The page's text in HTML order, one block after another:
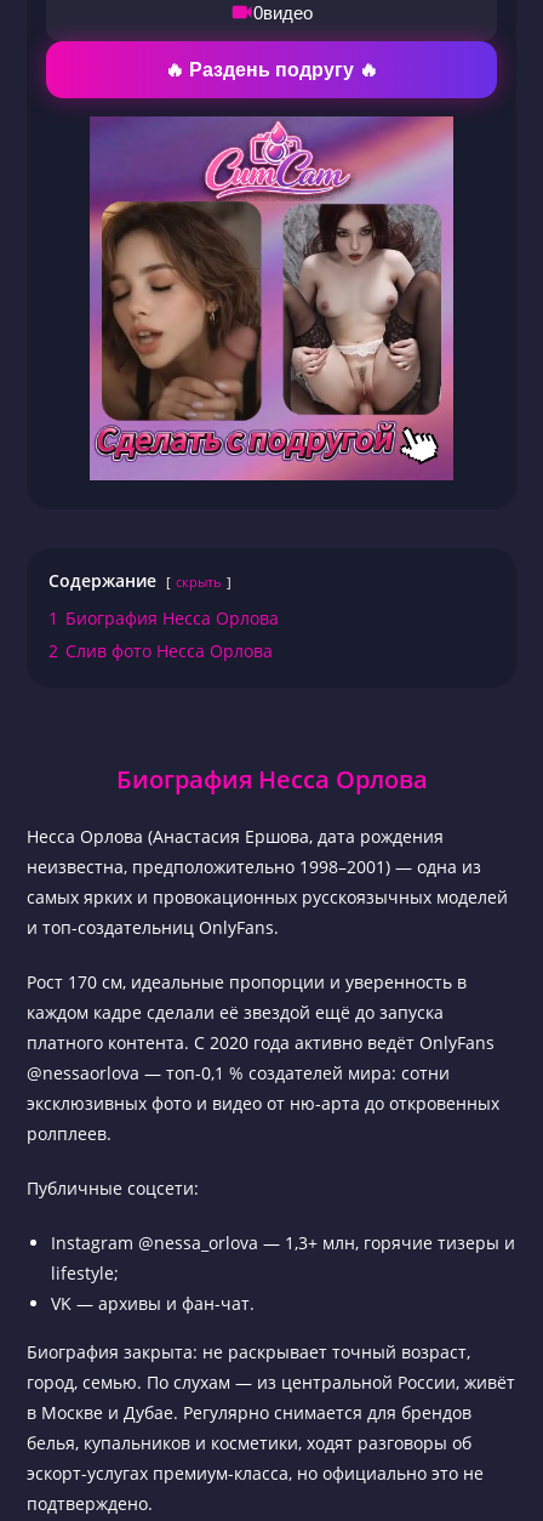
0видео
🔥 Раздень подругу 🔥
Содержание скрыть
1 Биография Несса Орлова
2 Слив фото Несса Орлова
Биография Несса Орлова
Несса Орлова (Анастасия Ершова, дата рождения
неизвестна, предположительно 1998–2001) — одна из
самых ярких и провокационных русскоязычных моделей
и топ-создательниц OnlyFans.
Рост 170 см, идеальные пропорции и уверенность в
каждом кадре сделали её звездой ещё до запуска
платного контента. С 2020 года активно ведёт OnlyFans
@nessaorlova — топ-0,1 % создателей мира: сотни
эксклюзивных фото и видео от ню-арта до откровенных
ролплеев.
Публичные соцсети:
Instagram @nessa_orlova — 1,3+ млн, горячие тизеры и
lifestyle;
VK — архивы и фан-чат.
Биография закрыта: не раскрывает точный возраст,
город, семью. По слухам — из центральной России, живёт
в Москве и Дубае. Регулярно снимается для брендов
белья, купальников и косметики, ходят разговоры об
эскорт-услугах премиум-класса, но официально это не
подтверждено.